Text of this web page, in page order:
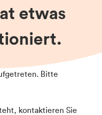
etwas
Bitte
kontaktieren Sie